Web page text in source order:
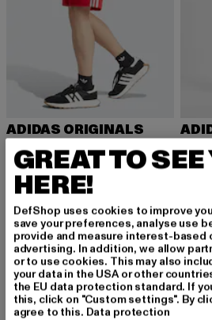
ADIDAS ORIGINALS
adidas Originals Firebird Shorts
49,99 EUR
Derzeitiger Preis: 49,99 EUR
-53% -51%
GREAT TO SEE
HERE!
DefShop uses cookies to improve
save your preferences, analyse use
provide and measure interest-based
advertising. In addition, we allow
or to use cookies. This may also
your data in the USA or other
the EU data protection standard. If
this, click on "Custom settings". By
agree to this. Data protection